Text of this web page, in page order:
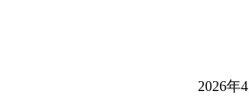
2026年4